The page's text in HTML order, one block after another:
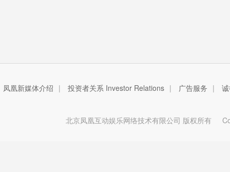
凤凰新媒体介绍 | 投资者关系 Investor Relations | 广告服务 |
北京凤凰互动娱乐网络技术有限公司 版权所有